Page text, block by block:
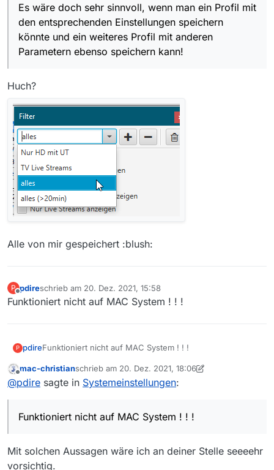
Es wäre doch sehr sinnvoll, wenn man ein Profil mit
den entsprechenden Einstellungen speichern
könnte und ein weiteres Profil mit anderen
Parametern ebenso speichern kann!
Huch?
Alle von mir gespeichert :blush:
P
Offline
pdireschrieb am 20. Dez. 2021, 15:58
zuletzt editiert von
Funktioniert nicht auf MAC System ! ! !
P pdireFunktioniert nicht auf MAC System ! ! !
Offline
mac-christianschrieb am 20. Dez. 2021, 18:06
zuletzt editiert von mac-christian
@pdire sagte in Systemeinstellungen:
Funktioniert nicht auf MAC System ! ! !
Mit solchen Aussagen wäre ich an deiner Stelle seeeehr
vorsichtig.